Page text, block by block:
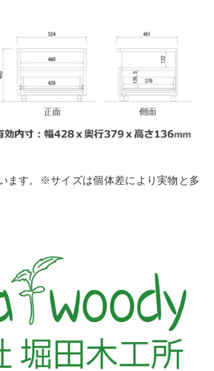
ます。※サイズは個体差により実物と多